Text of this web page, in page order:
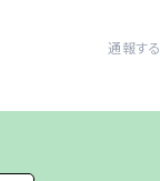
通報する